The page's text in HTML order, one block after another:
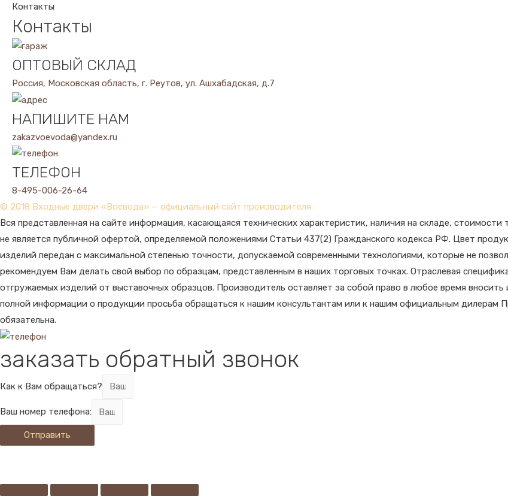
Контакты
Контакты
ОПТОВЫЙ СКЛАД
Россия, Московская область, г. Реутов, ул. Ашхабадская, д.7
НАПИШИТЕ НАМ
zakazvoevoda@yandex.ru
ТЕЛЕФОН
8-495-006-26-64
© 2018 Входные двери «Воевода» — официальный сайт производителя
Вся представленная на сайте информация, касающаяся технических характеристик, наличия на складе,
не является публичной офертой, определяемой положениями Статьи 437(2) Гражданского кодекса РФ. Цвет
изделий передан с максимальной степенью точности, допускаемой современными технологиями, которые не
рекомендуем Вам делать свой выбор по образцам, представленным в наших торговых точках. Отраслевая
отгружаемых изделий от выставочных образцов. Производитель оставляет за собой право в любое время
полной информации о продукции просьба обращаться к нашим консультантам или к нашим официальным дилерам
обязательна.
заказать обратный звонок
Как к Вам обращаться?
Ваш номер телефона:
Отправить